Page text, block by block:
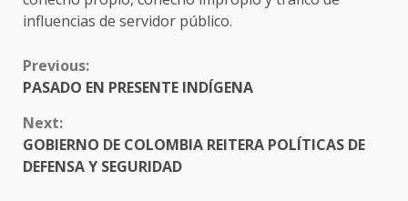
influencias de servidor público.
CONTINUE
READING
Previous:
PASADO EN PRESENTE INDÍGENA
Next:
GOBIERNO DE COLOMBIA REITERA POLÍTICAS DE
DEFENSA Y SEGURIDAD